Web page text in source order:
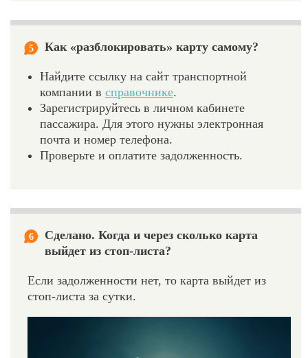
5 Как «разблокировать» карту самому?
Найдите ссылку на сайт транспортной
компании в справочнике.
Зарегистрируйтесь в личном кабинете
пассажира. Для этого нужны электронная
почта и номер телефона.
Проверьте и оплатите задолженность.
6
Сделано. Когда и через сколько карта
выйдет из стоп-листа?
Если задолженности нет, то карта выйдет из
стоп-листа за сутки.